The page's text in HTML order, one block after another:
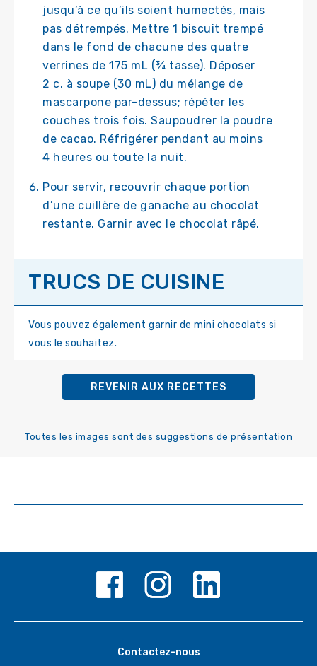
jusqu’à ce qu’ils soient humectés, mais
pas détrempés. Mettre 1 biscuit trempé
dans le fond de chacune des quatre
verrines de 175 mL (¾ tasse). Déposer
2 c. à soupe (30 mL) du mélange de
mascarpone par-dessus; répéter les
couches trois fois. Saupoudrer la poudre
de cacao. Réfrigérer pendant au moins
4 heures ou toute la nuit.
Pour servir, recouvrir chaque portion
d’une cuillère de ganache au chocolat
restante. Garnir avec le chocolat râpé.
TRUCS DE CUISINE
Vous pouvez également garnir de mini chocolats si
vous le souhaitez.
REVENIR AUX RECETTES
Toutes les images sont des suggestions de présentation
Contactez-nous